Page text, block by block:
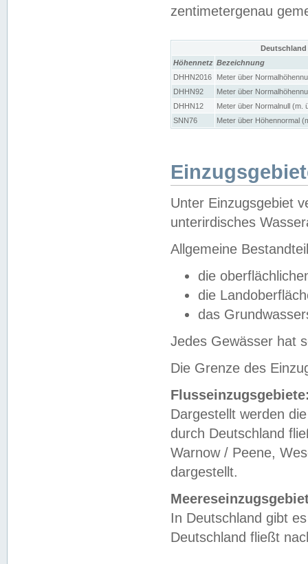
zentimetergenau
Höhennetz Bezeichnung
DHHN2016
Meter über
DHHN92
Meter über
DHHN12
Meter über Normalnull (m.
SNN76
Meter über Höhennormal
Unter Einzugsgebiet
unterirdisches
Allgemeine
die
die
das
Jedes Gewässer hat
Die Grenze des
Dargestellt werden
durch Deutschland
Warnow / Peene,
dargestellt.
In Deutschland gibt
Deutschland fließt